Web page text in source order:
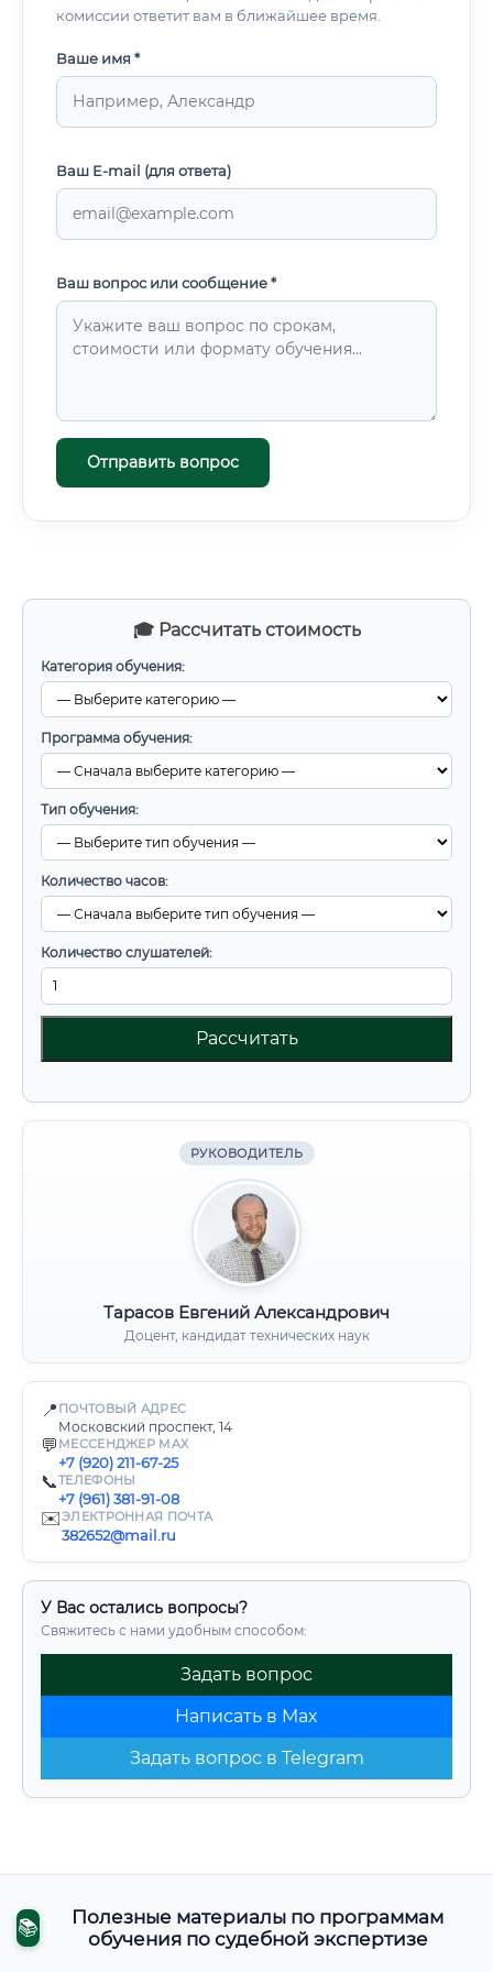
🎓 Рассчитать стоимость
Категория обучения:
Программа обучения:
Тип обучения:
Количество часов:
Количество слушателей:
Рассчитать
РУКОВОДИТЕЛЬ
Тарасов Евгений Александрович
Доцент, кандидат технических наук
📍 ПОЧТОВЫЙ АДРЕС
Московский проспект, 14
💬 МЕССЕНДЖЕР MAX
+7 (920) 211-67-25
📞ТЕЛЕФОНЫ
+7 (961) 381-91-08
✉️ЭЛЕКТРОННАЯ ПОЧТА
382652@mail.ru
У Вас остались вопросы?
Свяжитесь с нами удобным способом:
Задать вопрос
Написать в Max
Задать вопрос в Telegram
обновляются, судебная практика меняется Не умеет
писать чётко и структурированно — заключение должно
важный момент.
комиссии ответит вам в ближайшее время.
Ваше имя *
Ваш E-mail (для ответа)
Ваш вопрос или сообщение *
Отправить вопрос
📚
Полезные материалы по программам
обучения по судебной экспертизе